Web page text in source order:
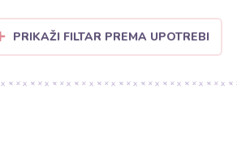
PRIKAŽI FILTAR PREMA UPOTREBI